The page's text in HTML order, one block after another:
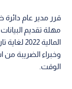
قرر مدير عام دائرة
مهلة تقديم
وخبراء الضريبة من
الوقت.